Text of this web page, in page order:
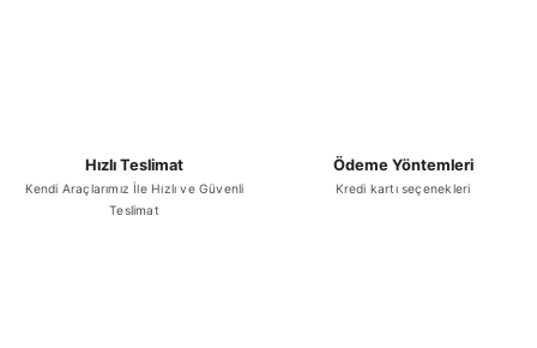
Hızlı Teslimat
Kendi Araçlarımız İle Hızlı ve Güvenli
Teslimat
Ödeme Yöntemleri
Kredi kartı seçenekleri